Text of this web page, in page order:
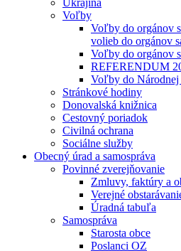
Ukrajina
Voľby
Voľby do orgánov
volieb do orgánov
Voľby do orgánov
REFERENDUM
Voľby do Národnej
Stránkové hodiny
Donovalská knižnica
Cestovný poriadok
Civilná ochrana
Sociálne služby
Obecný úrad a samospráva
Povinné zverejňovanie
Zmluvy, faktúry a
Verejné
Úradná tabuľa
Samospráva
Starosta obce
Poslanci OZ